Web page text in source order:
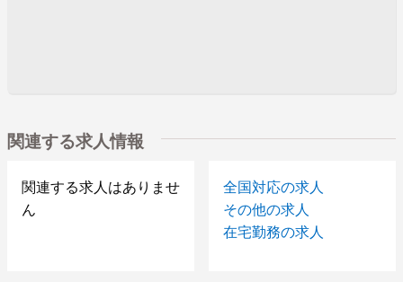
関連する求人情報
関連する求人はありませ
ん
全国対応の求人
その他の求人
在宅勤務の求人